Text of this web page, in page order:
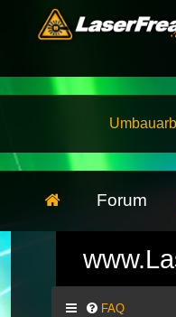
Forum
FAQ